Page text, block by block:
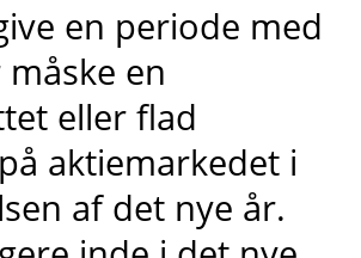
en periode med
en
eller flad
aktiemarkedet i
af det nye år.